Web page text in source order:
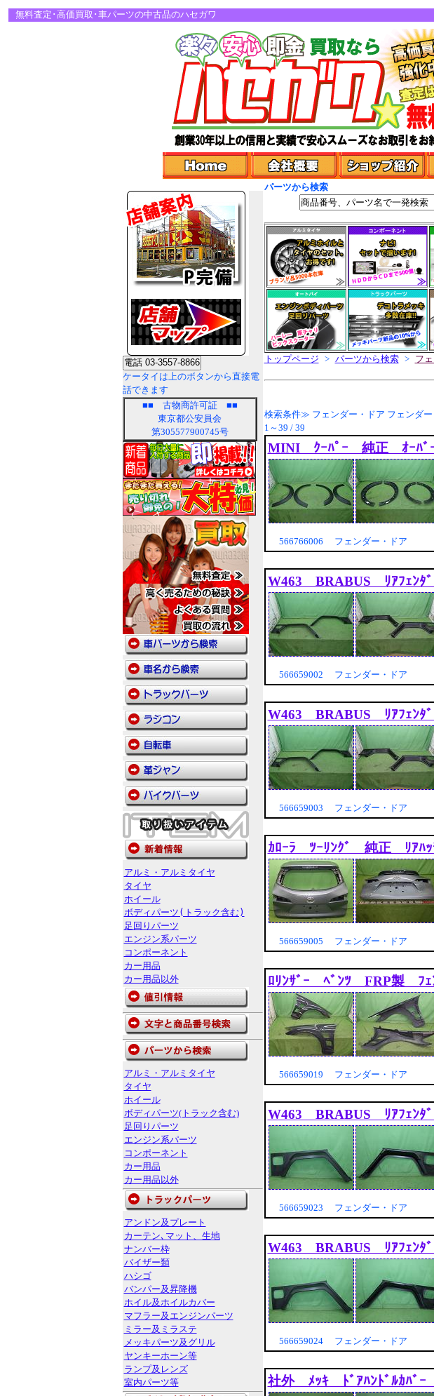
無料査定･高価買取･車パーツの中古品のハセガワ
ケータイは上のボタンから直接電
話できます
■■ 古物商許可証 ■■
東京都公安員会
第305577900745号
アルミ・アルミタイヤ
タイヤ
ホイール
ボディパーツ(トラック含む)
足回りパーツ
エンジン系パーツ
コンポーネント
カー用品
カー用品以外
アルミ・アルミタイヤ
タイヤ
ホイール
ボディパーツ(トラック含む)
足回りパーツ
エンジン系パーツ
コンポーネント
カー用品
カー用品以外
アンドン及プレート
カーテン､マット、生地
ナンバー枠
バイザー類
ハシゴ
バンパー及昇降機
ホイル及ホイルカバー
マフラー及エンジンパーツ
ミラー及ミラステ
メッキパーツ及グリル
ヤンキーホーン等
ランプ及レンズ
室内パーツ等
パーツから検索
トップページ > パーツから検索 > フ
検索条件≫ フェンダー・ドア フェンダー
1～39 / 39
MINI ｸｰﾊﾟｰ 純正 ｵｰﾊﾞ
566766006 フェンダー・ドア
W463 BRABUS ﾘｱﾌｪﾝﾀﾞ
566659002 フェンダー・ドア
W463 BRABUS ﾘｱﾌｪﾝﾀﾞ
566659003 フェンダー・ドア
ｶﾛｰﾗ ﾂｰﾘﾝｸﾞ 純正 ﾘｱﾊｯ
566659005 フェンダー・ドア
ﾛﾘﾝｻﾞｰ ﾍﾞﾝﾂ FRP製 ﾌ
566659019 フェンダー・ドア
W463 BRABUS ﾘｱﾌｪﾝﾀ
566659023 フェンダー・ドア
W463 BRABUS ﾘｱﾌｪﾝﾀ
566659024 フェンダー・ドア
社外 ﾒｯｷ ﾄﾞｱﾊﾝﾄﾞﾙｶﾊﾞｰ